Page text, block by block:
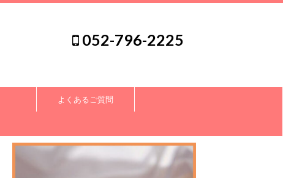
052-796-2225
よくあるご質問